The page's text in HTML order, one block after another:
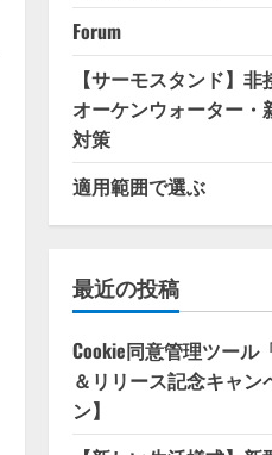
Forum
【サーモスタンド】
オーケンウォーター
対策
適用範囲で選ぶ
最近の投稿
Cookie同意管理ツール
＆リリース記念キャ
ン】